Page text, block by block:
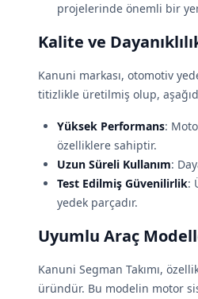
projelerinde önemli bir
Kalite ve
Kanuni markası, otomotiv
titizlikle üretilmiş olup,
Yüksek Performans:
özelliklere sahiptir.
Uzun Süreli Kullanım:
Test Edilmiş Güvenilirlik:
yedek parçadır.
Uyumlu Araç
Kanuni Segman Takımı,
üründür. Bu modelin motor